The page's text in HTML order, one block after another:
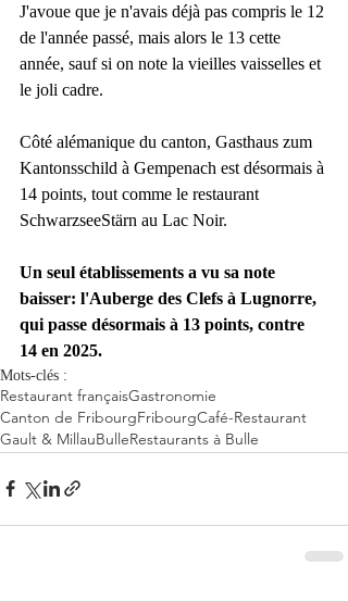
J'avoue que je n'avais déjà pas compris le 12
de l'année passé, mais alors le 13 cette
année, sauf si on note la vieilles vaisselles et
le joli cadre.
Côté alémanique du canton, Gasthaus zum
Kantonsschild à Gempenach est désormais à
14 points, tout comme le restaurant
SchwarzseeStärn au Lac Noir.
Un seul établissements a vu sa note
baisser: l'Auberge des Clefs à Lugnorre,
qui passe désormais à 13 points, contre
14 en 2025.
Mots-clés :
Restaurant françaisGastronomie
Canton de FribourgFribourgCafé-Restaurant
Gault & MillauBulleRestaurants à Bulle